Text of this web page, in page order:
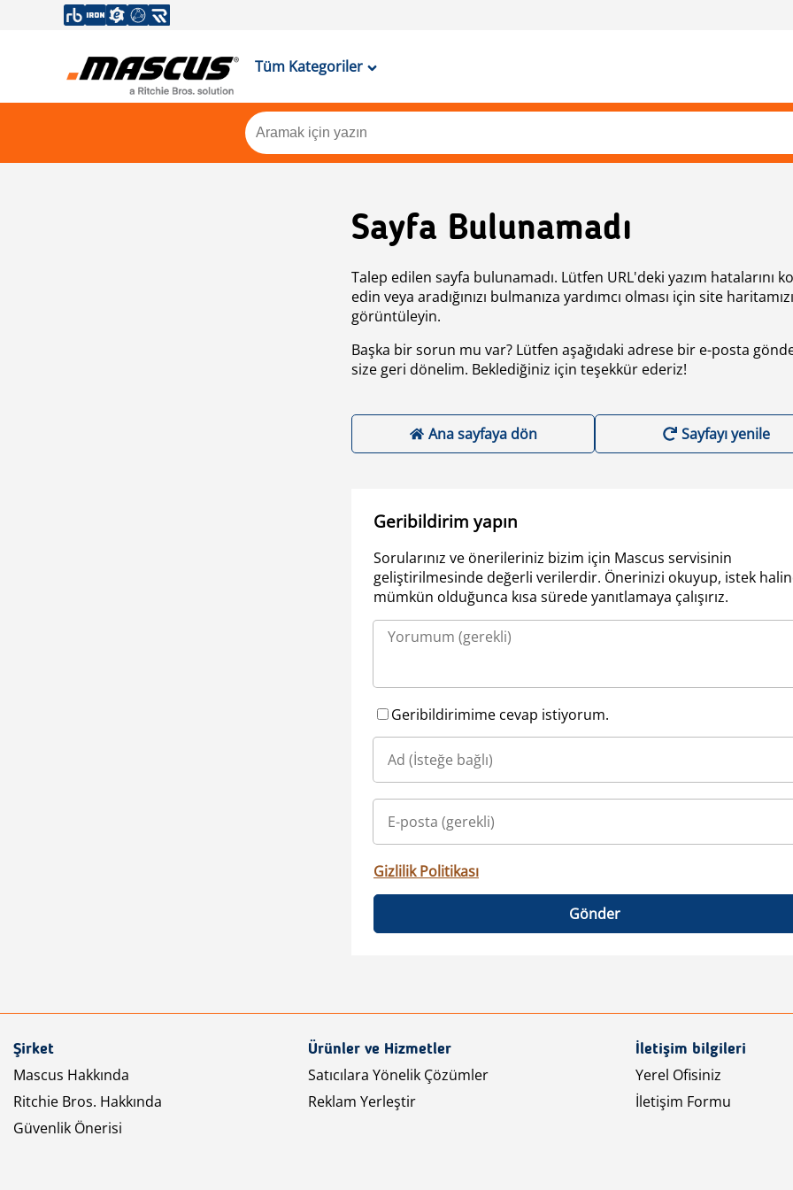
Tüm Kategoriler
Sayfa Bulunamadı
Talep edilen sayfa bulunamadı. Lütfen URL'deki yazım hatalarını
edin veya aradığınızı bulmanıza yardımcı olması için site haritamızı
görüntüleyin.
Başka bir sorun mu var? Lütfen aşağıdaki adrese bir e-posta
size geri dönelim. Beklediğiniz için teşekkür ederiz!
Ana sayfaya dön Sayfayı yenile
Geribildirim yapın
Sorularınız ve önerileriniz bizim için Mascus servisinin
geliştirilmesinde değerli verilerdir. Önerinizi okuyup, istek
mümkün olduğunca kısa sürede yanıtlamaya çalışırız.
Geribildirimime cevap istiyorum.
Gizlilik Politikası
Gönder
Şirket
Mascus Hakkında
Ritchie Bros. Hakkında
Güvenlik Önerisi
Ürünler ve Hizmetler
Satıcılara Yönelik Çözümler
Reklam Yerleştir
İletişim bilgileri
Yerel Ofisiniz
İletişim Formu